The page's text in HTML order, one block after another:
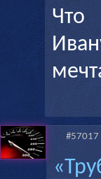
Что
#57017